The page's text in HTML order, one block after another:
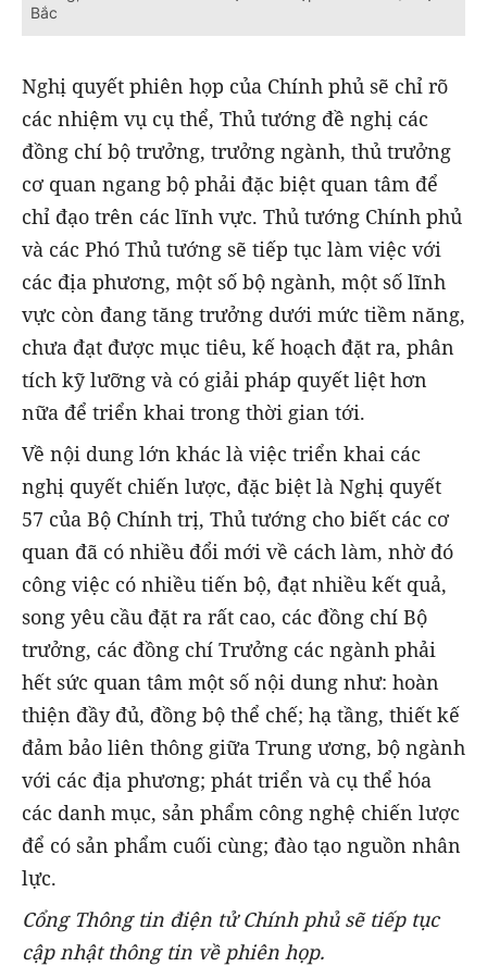
Bắc
Nghị quyết phiên họp của Chính phủ sẽ chỉ rõ
các nhiệm vụ cụ thể, Thủ tướng đề nghị các
đồng chí bộ trưởng, trưởng ngành, thủ trưởng
cơ quan ngang bộ phải đặc biệt quan tâm để
chỉ đạo trên các lĩnh vực. Thủ tướng Chính phủ
và các Phó Thủ tướng sẽ tiếp tục làm việc với
các địa phương, một số bộ ngành, một số lĩnh
vực còn đang tăng trưởng dưới mức tiềm năng,
chưa đạt được mục tiêu, kế hoạch đặt ra, phân
tích kỹ lưỡng và có giải pháp quyết liệt hơn
nữa để triển khai trong thời gian tới.
Về nội dung lớn khác là việc triển khai các
nghị quyết chiến lược, đặc biệt là Nghị quyết
57 của Bộ Chính trị, Thủ tướng cho biết các cơ
quan đã có nhiều đổi mới về cách làm, nhờ đó
công việc có nhiều tiến bộ, đạt nhiều kết quả,
song yêu cầu đặt ra rất cao, các đồng chí Bộ
trưởng, các đồng chí Trưởng các ngành phải
hết sức quan tâm một số nội dung như: hoàn
thiện đầy đủ, đồng bộ thể chế; hạ tầng, thiết kế
đảm bảo liên thông giữa Trung ương, bộ ngành
với các địa phương; phát triển và cụ thể hóa
các danh mục, sản phẩm công nghệ chiến lược
để có sản phẩm cuối cùng; đào tạo nguồn nhân
lực.
Cổng Thông tin điện tử Chính phủ sẽ tiếp tục
cập nhật thông tin về phiên họp.